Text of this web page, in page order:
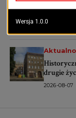
Nowe
drugie
2026-08-07